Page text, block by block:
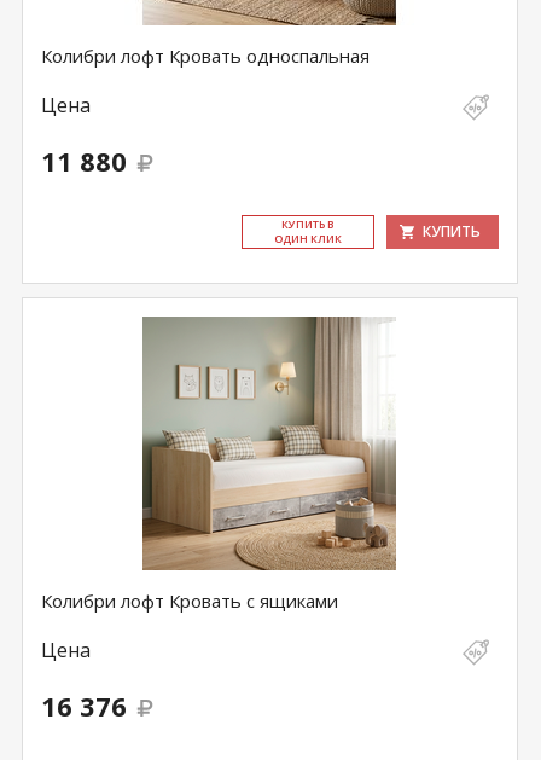
Колибри лофт Кровать односпальная
Цена
11 880
КУ­ПИТЬ В
ОДИН КЛИК
КУПИТЬ
Колибри лофт Кровать с ящиками
Цена
16 376